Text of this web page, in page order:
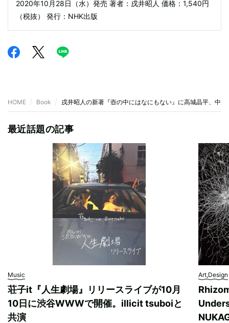
2020年10月28日（水）発売 著者：戌井昭人 価格：1,540円
（税抜） 発行：NHK出版
HOME Book 戌井昭人の新著『壺の中にはなにもない』に高城晶平、中
最近話題の記事
Music
荘子it『人生劇場』リリースライブが10月
10日に渋谷WWWで開催。illicit tsuboiと
共演
Art,Design